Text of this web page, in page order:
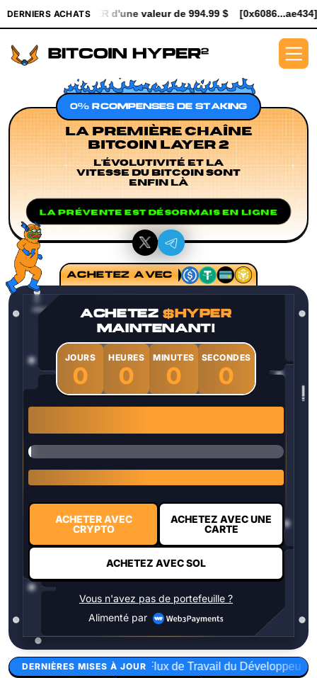
DERNIERS ACHATS
valeur de 994.99 $ [0x6086...ae434] a acheté 5.3K
0% RÉCOMPENSES DE STAKING
LA PREMIÈRE CHAÎNE
BITCOIN LAYER 2
L'ÉVOLUTIVITÉ ET LA
VITESSE DU BITCOIN SONT
ENFIN LÀ
LA PRÉVENTE EST DÉSORMAIS EN LIGNE
DERNIÈRES MISES À JOUR
de Travail du Développeur Modèles de Séquençage
ACHETEZ AVEC
ACHETEZ$HYPER
MAINTENANT !
JOURS
0
HEURES
0
MINUTES
0
SECONDES
0
ACHETER AVEC
CRYPTO
ACHETEZ AVEC UNE
CARTE
ACHETEZ AVEC SOL
Vous n'avez pas de portefeuille ?
Alimenté par